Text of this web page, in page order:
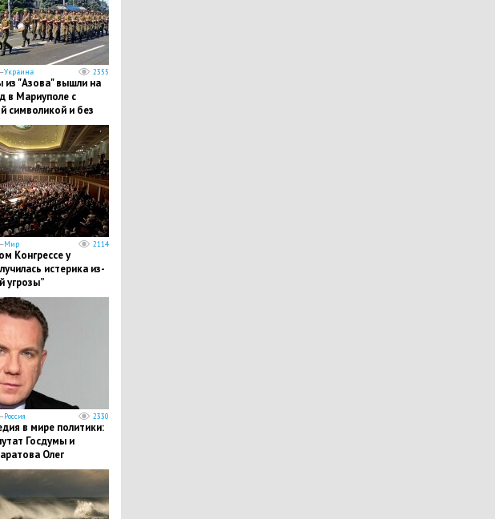
Украина 2355
из "Азова" вышли на
в Мариуполе с
символикой и без
Мир 2114
Конгрессе у
истерика из-
угрозы”
Россия 2330
в мире политики:
Госдумы и
Олег